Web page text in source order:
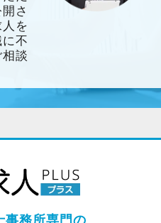
さ
を
不
談